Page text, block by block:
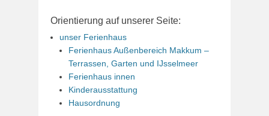
Orientierung auf unserer Seite:
unser Ferienhaus
Ferienhaus Außenbereich Makkum –
Terrassen, Garten und IJsselmeer
Ferienhaus innen
Kinderausstattung
Hausordnung